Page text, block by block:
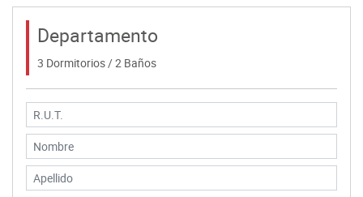
Departamento
3 Dormitorios / 2 Baños